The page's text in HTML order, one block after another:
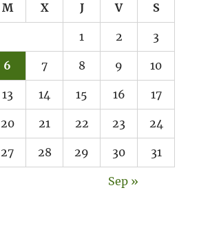
M X J V S
1 2 3
6 7 8 9 10
13 14 15 16 17
20 21 22 23 24
27 28 29 30 31
Sep »